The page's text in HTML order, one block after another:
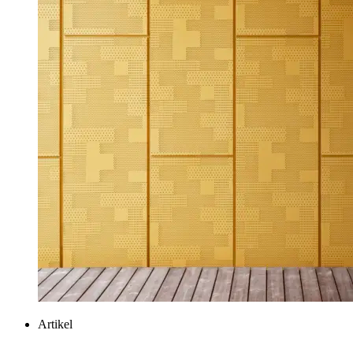
Artikel